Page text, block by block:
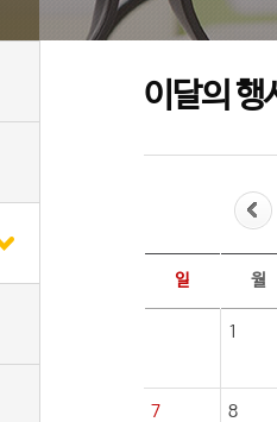
이달의 행
일 월
1
7 8